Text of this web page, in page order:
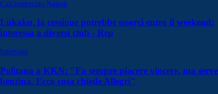
Calciomercato Napoli
Lukaku, la cessione potrebbe esserci entro il weekend:
interessa a diversi club - Rep
Interviste
Politano a KKN: "Fa sempre piacere vincere, ma serve
benzina. Ecco cosa chiede Allegri"